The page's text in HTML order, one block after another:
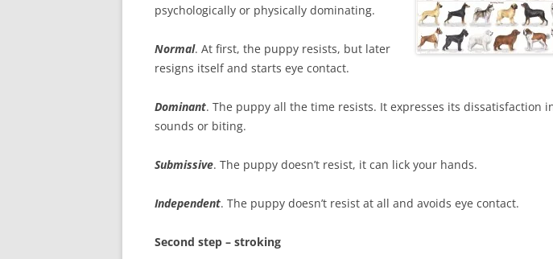
psychologically or physically dominating.
Normal. At first, the puppy resists, but later
resigns itself and starts eye contact.
Dominant. The puppy all the time resists. It expresses its dissatisfaction
sounds or biting.
Submissive. The puppy doesn’t resist, it can lick your hands.
Independent. The puppy doesn’t resist at all and avoids eye contact.
Second step – stroking